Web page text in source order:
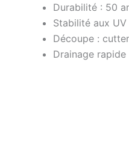
Durabilité : 50
Stabilité aux
Découpe :
Drainage